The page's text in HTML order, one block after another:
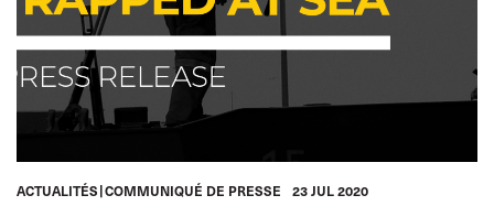
ACTUALITÉS COMMUNIQUÉ DE PRESSE 23 JUL 2020